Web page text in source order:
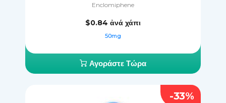
Enclomiphene
$0.84 ἀνά χάπι
50mg
Αγοράστε Τώρα
-33%